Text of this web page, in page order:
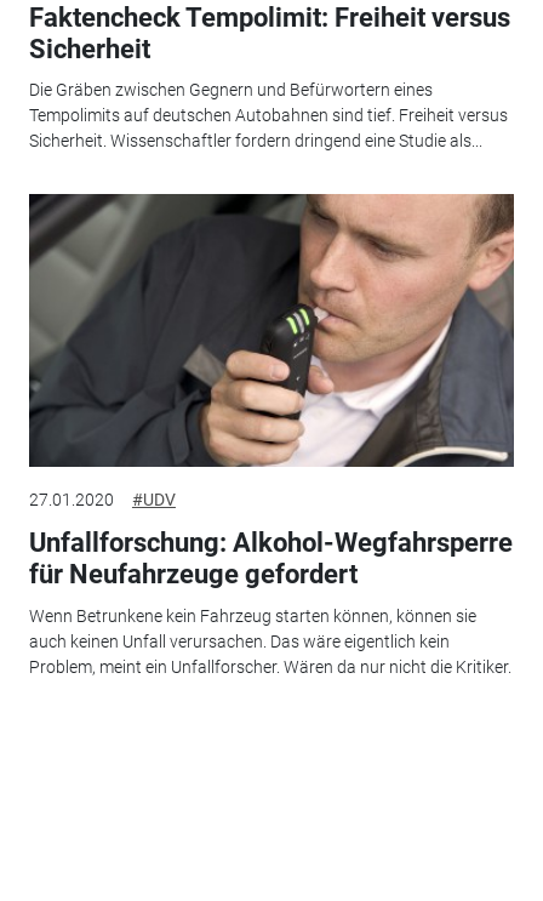
Faktencheck Tempolimit: Freiheit versus
Sicherheit
Die Gräben zwischen Gegnern und Befürwortern eines
Tempolimits auf deutschen Autobahnen sind tief. Freiheit versus
Sicherheit. Wissenschaftler fordern dringend eine Studie als...
27.01.2020 #UDV
Unfallforschung: Alkohol-Wegfahrsperre
für Neufahrzeuge gefordert
Wenn Betrunkene kein Fahrzeug starten können, können sie
auch keinen Unfall verursachen. Das wäre eigentlich kein
Problem, meint ein Unfallforscher. Wären da nur nicht die Kritiker.